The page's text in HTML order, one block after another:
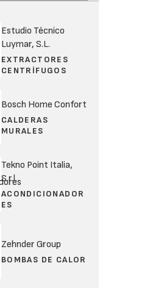
Estudio Técnico
Luymar, S.L.
EXTRACTORES
CENTRÍFUGOS
Bosch Home Confort
CALDERAS
MURALES
Tekno Point Italia,
S.r.l.
ACONDICIONADOR
ES
Zehnder Group
BOMBAS DE CALOR